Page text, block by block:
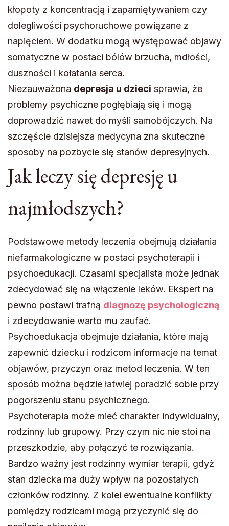
kłopoty z koncentracją i zapamiętywaniem czy
dolegliwości psychoruchowe powiązane z
napięciem. W dodatku mogą występować objawy
somatyczne w postaci bólów brzucha, mdłości,
duszności i kołatania serca.
Niezauważona depresja u dzieci sprawia, że
problemy psychiczne pogłębiają się i mogą
doprowadzić nawet do myśli samobójczych. Na
szczęście dzisiejsza medycyna zna skuteczne
sposoby na pozbycie się stanów depresyjnych.
Jak leczy się depresję u
najmłodszych?
Podstawowe metody leczenia obejmują działania
niefarmakologiczne w postaci psychoterapii i
psychoedukacji. Czasami specjalista może jednak
zdecydować się na włączenie leków. Ekspert na
pewno postawi trafną diagnozę psychologiczną
i zdecydowanie warto mu zaufać.
Psychoedukacja obejmuje działania, które mają
zapewnić dziecku i rodzicom informacje na temat
objawów, przyczyn oraz metod leczenia. W ten
sposób można będzie łatwiej poradzić sobie przy
pogorszeniu stanu psychicznego.
Psychoterapia może mieć charakter indywidualny,
rodzinny lub grupowy. Przy czym nic nie stoi na
przeszkodzie, aby połączyć te rozwiązania.
Bardzo ważny jest rodzinny wymiar terapii, gdyż
stan dziecka ma duży wpływ na pozostałych
członków rodzinny. Z kolei ewentualne konflikty
pomiędzy rodzicami mogą przyczynić się do